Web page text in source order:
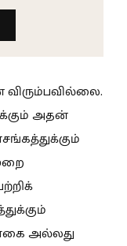
அதன்
அல்லது